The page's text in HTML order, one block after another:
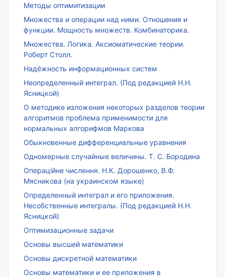
Методы оптимитизации
Множества и операции над ними. Отношения и
функции. Мощность множеств. Комбинаторика.
Множества. Логика. Аксиоматические теории.
Роберт Столл.
Надёжность информационных систем
Неопределенный интеграл. (Под редакцией Н.Н.
Ясницкой)
О методике изложения некоторых разделов теории
алгоритмов проблема применимости для
нормальных алгорифмов Маркова
Обыкновенные дифференциальные уравнения
Одномерные случайные величины. Т. С. Бородина
Операційне числення. Н.К. Дорошенко, В.Ф.
Мясникова (на украинском языке)
Определенный интеграл и его приложения.
Несобственные интегралы. (Под редакцией Н.Н.
Ясницкой)
Оптимизационные задачи
Основы высшей математики
Основы дискретной математики
Основы математики и ее приложения в